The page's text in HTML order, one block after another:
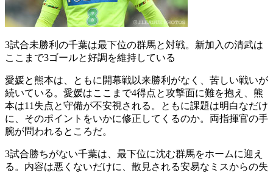
3試合未勝利の千葉は最下位の群馬と対戦。新加入の清武は
ここまで3ゴールと好調を維持している
愛媛と熊本は、ともに開幕戦以来勝利がなく、苦しい戦いが
続いている。愛媛はここまで4得点と攻撃面に難を抱え、熊
本は11失点と守備が不安視される。ともに課題は明白なだけ
に、そのポイントをいかに修正してくるのか。両指揮官の手
腕が問われるところだ。
3試合勝ちがない千葉は、最下位に沈む群馬をホームに迎え
る。内容は悪くないだけに、散見される安易なミスからの失